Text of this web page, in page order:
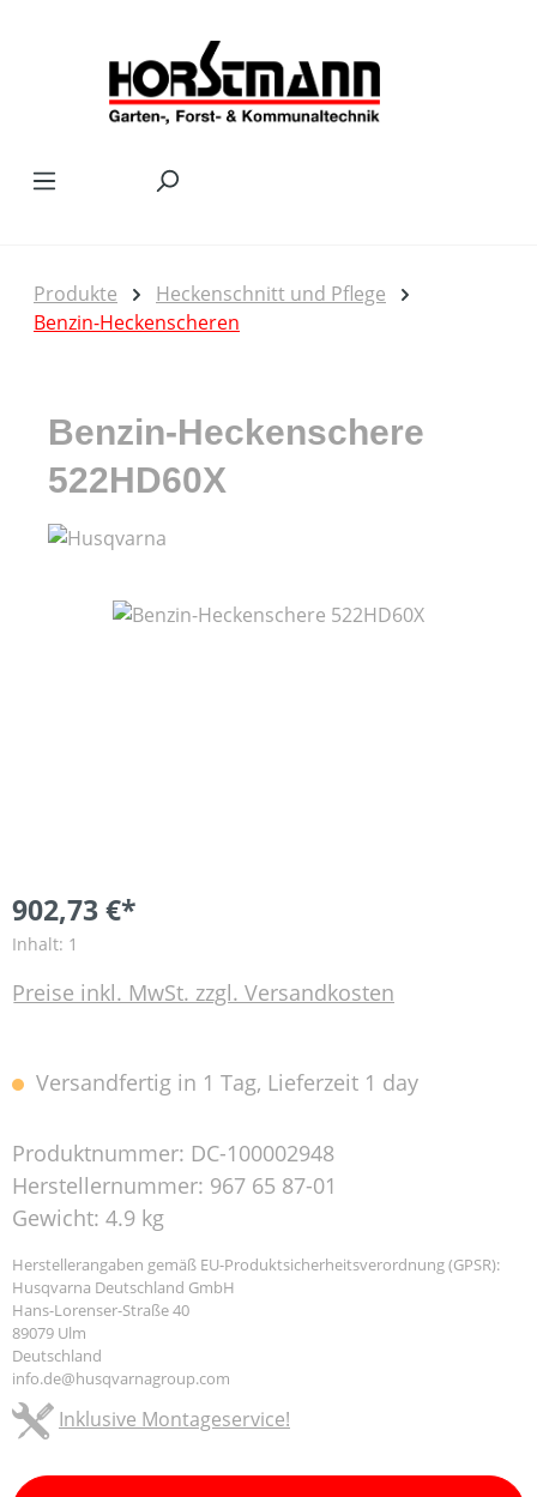
Produkte
Heckenschnitt und Pflege
Benzin-Heckenscheren
Benzin-Heckenschere
522HD60X
Bildergalerie überspringen
902,73 €*
Inhalt: 1
Preise inkl. MwSt. zzgl. Versandkosten
Versandfertig in 1 Tag, Lieferzeit 1 day
Produktnummer: DC-100002948
Herstellernummer: 967 65 87-01
Gewicht: 4.9 kg
Herstellerangaben gemäß EU-Produktsicherheitsverordnung (GPSR):
Husqvarna Deutschland GmbH
Hans-Lorenser-Straße 40
89079 Ulm
Deutschland
info.de@husqvarnagroup.com
Inklusive Montageservice!